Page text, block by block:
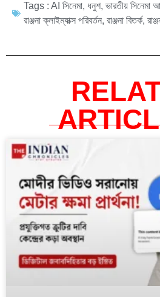
Tags : AI সিনেমা, ধনুশ, ভারতীয় সিনেমা
রাঞ্জনা ক্লাইম্যাক্স পরিবর্তন, রাঞ্জনা বিতর্ক,